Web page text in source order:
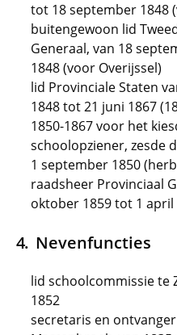
tot 18 september 1848
buitengewoon lid
Generaal, van 18
1848 (voor Overijssel)
lid Provinciale Staten
1848 tot 21 juni 1867
1850-1867 voor het
schoolopziener, zesde
1 september 1850
raadsheer Provinciaal
oktober 1859 tot 1 april
Nevenfuncties
lid schoolcommissie te
1852
secretaris en